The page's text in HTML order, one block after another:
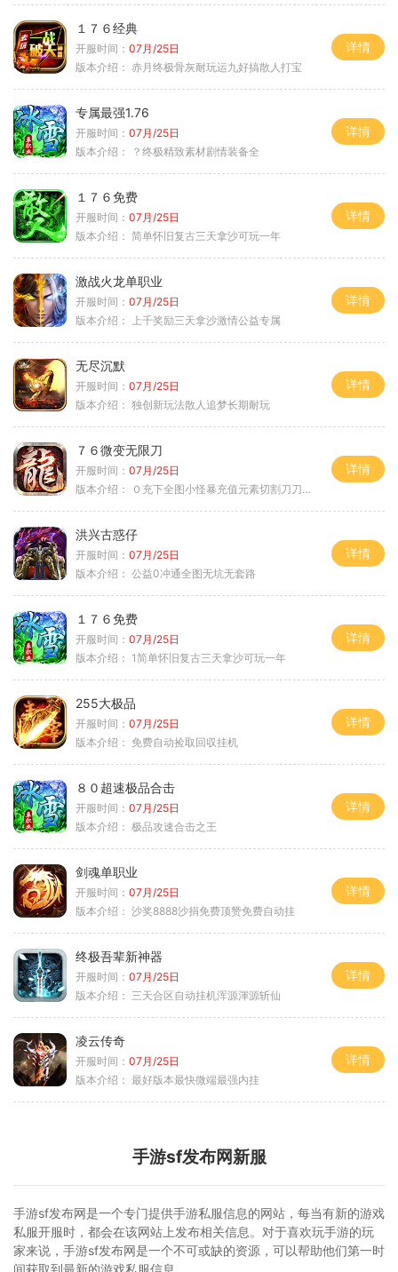
１７６经典
开服时间： 07月/25日
版本介绍： 赤月终极骨灰耐玩运九好搞散人打宝
详情
专属最强1.76
开服时间： 07月/25日
版本介绍：
？终极精致素材剧情装备全
详情
１７６免费
开服时间： 07月/25日
版本介绍： 简单怀旧复古三天拿沙可玩一年
详情
激战火龙单职业
开服时间： 07月/25日
版本介绍：
上千奖励三天拿沙激情公益专属
详情
无尽沉默
开服时间： 07月/25日
版本介绍： 独创新玩法散人追梦长期耐玩
详情
７６微变无限刀
开服时间： 07月/25日
版本介绍：
０充下全图小怪暴充值元素切割刀刀极品
详情
洪兴古惑仔
开服时间： 07月/25日
版本介绍： 公益0冲通全图无坑无套路
详情
１７６免费
开服时间： 07月/25日
版本介绍： 1简单怀旧复古三天拿沙可玩一年
详情
255大极品
开服时间： 07月/25日
版本介绍： 免费自动捡取回収挂机
详情
８０超速极品合击
开服时间： 07月/25日
版本介绍： 极品攻速合击之王
详情
剑魂单职业
开服时间： 07月/25日
版本介绍： 沙奖8888沙捐免费顶赞免费自动挂
详情
终极吾辈新神器
开服时间： 07月/25日
版本介绍： 三天合区自动挂机浑源渾源斩仙
详情
凌云传奇
开服时间： 07月/25日
版本介绍： 最好版本最快微端最强内挂
详情
手游sf发布网新服
手游sf发布网是一个专门提供手游私服信息的网站，每当有新的游戏
私服开服时，都会在该网站上发布相关信息。对于喜欢玩手游的玩
家来说，手游sf发布网是一个不可或缺的资源，可以帮助他们第一时